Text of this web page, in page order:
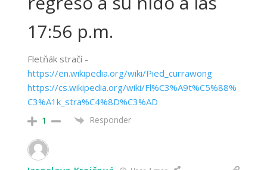
17:56 p.m.
Fletňák stračí -
https://en.wikipedia.org/wiki/Pied_currawong
https://cs.wikipedia.org/wiki/Fl%C3%A9t%C5%88%
C3%A1k_stra%C4%8D%C3%AD
1 Responder